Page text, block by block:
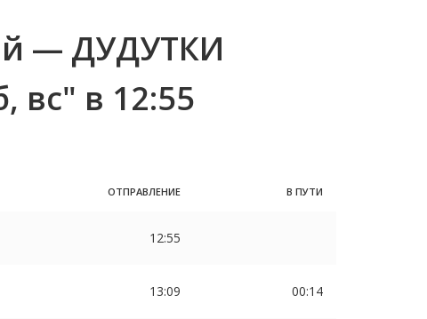
— ДУДУТКИ
вс" в 12:55
ОТПРАВЛЕНИЕ В ПУТИ
12:55
13:09 00:14